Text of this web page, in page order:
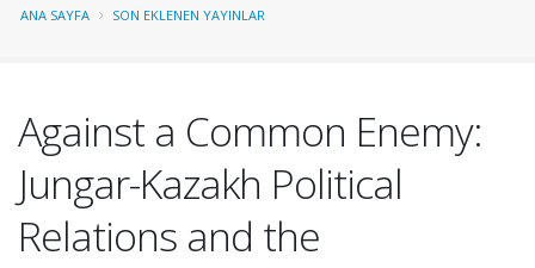
ANA SAYFA SON EKLENEN YAYINLAR
Against a Common Enemy:
Jungar-Kazakh Political
Relations and the